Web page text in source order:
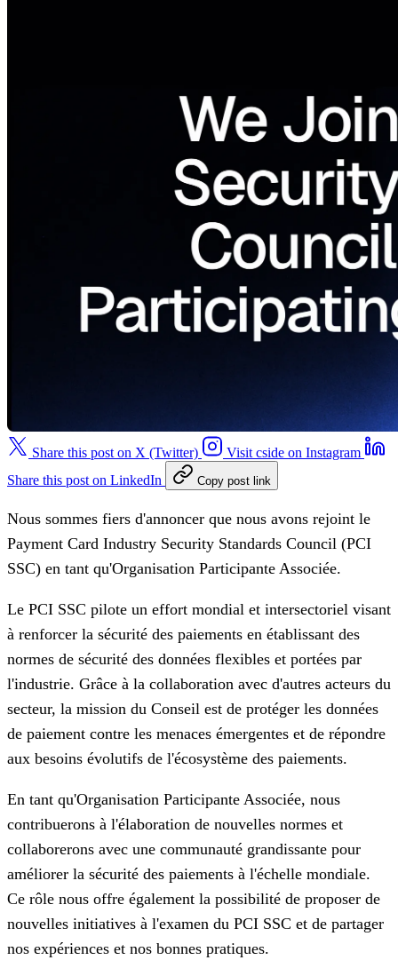
Share this post on X (Twitter)
Visit cside on Instagram
Share this post on LinkedIn
Copy post link
Nous sommes fiers d'annoncer que nous avons rejoint le
Payment Card Industry Security Standards Council (PCI
SSC) en tant qu'Organisation Participante Associée.
Le PCI SSC pilote un effort mondial et intersectoriel visant
à renforcer la sécurité des paiements en établissant des
normes de sécurité des données flexibles et portées par
l'industrie. Grâce à la collaboration avec d'autres acteurs du
secteur, la mission du Conseil est de protéger les données
de paiement contre les menaces émergentes et de répondre
aux besoins évolutifs de l'écosystème des paiements.
En tant qu'Organisation Participante Associée, nous
contribuerons à l'élaboration de nouvelles normes et
collaborerons avec une communauté grandissante pour
améliorer la sécurité des paiements à l'échelle mondiale.
Ce rôle nous offre également la possibilité de proposer de
nouvelles initiatives à l'examen du PCI SSC et de partager
nos expériences et nos bonnes pratiques.